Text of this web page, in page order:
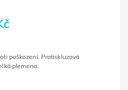
poškození. Protiskluzová
plemena.